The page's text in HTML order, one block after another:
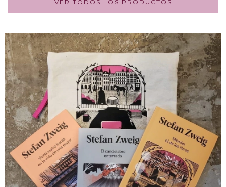
VER TODOS LOS PRODUCTOS